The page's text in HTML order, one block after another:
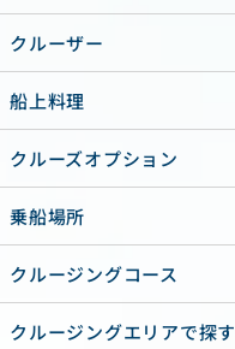
クルーザー
船上料理
クルーズオプション
乗船場所
クルージングコース
クルージングエリアで探す